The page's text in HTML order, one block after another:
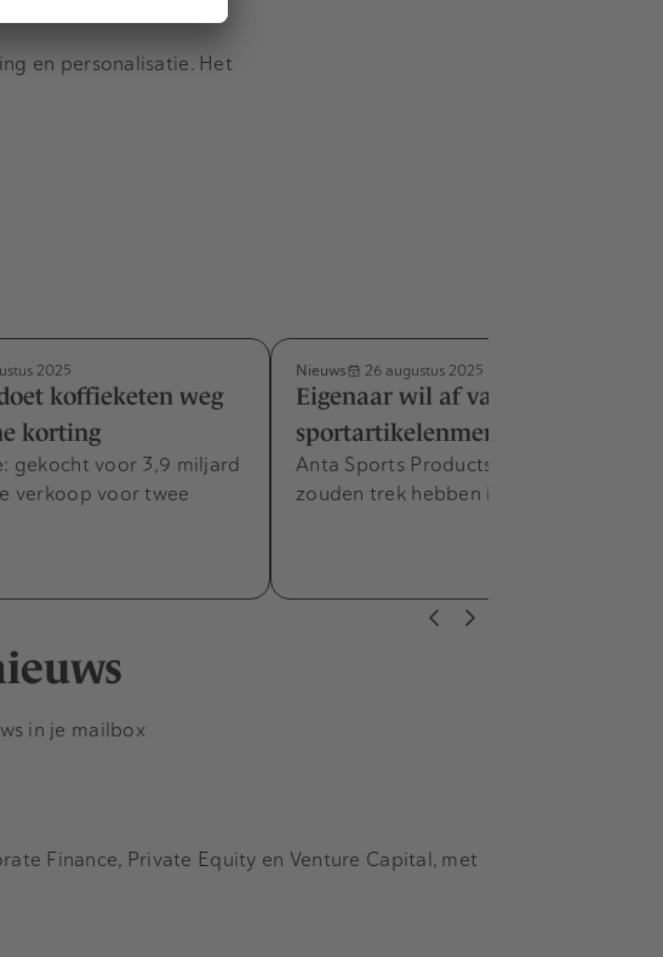
dealwaarde.
en personalisatie. Het
2025
koffieketen weg
korting
gekocht voor 3,9 miljard
verkoop voor twee
Nieuws 26 augustus 2025
Eigenaar wil af van Duits
sportartikelenmerk Puma
Anta Sports Products en Li Ning Co
zouden trek hebben in een overname.
in je mailbox
Finance, Private Equity en Venture Capital, met